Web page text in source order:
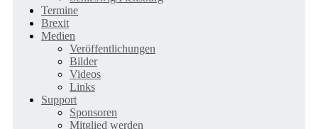
Termine
Brexit
Medien
Veröffentlichungen
Bilder
Videos
Links
Support
Sponsoren
Mitglied werden